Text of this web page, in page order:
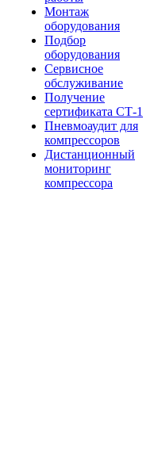
Монтаж
оборудования
Подбор
оборудования
Сервисное
обслуживание
Получение
сертификата СТ-1
Пневмоаудит для
компрессоров
Дистанционный
мониторинг
компрессора